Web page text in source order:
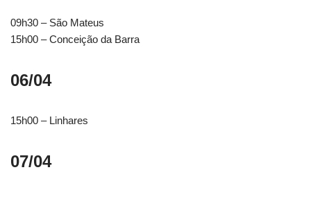
09h30 – São Mateus
15h00 – Conceição da Barra
06/04
15h00 – Linhares
07/04